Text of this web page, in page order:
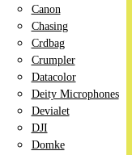
Canon
Chasing
Crdbag
Crumpler
Datacolor
Deity Microphones
Devialet
DJI
Domke